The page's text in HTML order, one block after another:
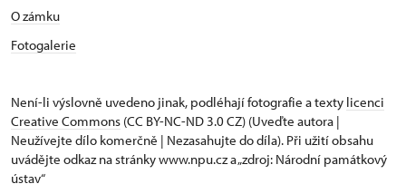
O zámku
Fotogalerie
Není-li výslovně uvedeno jinak, podléhají fotografie a texty licenci
Creative Commons (CC BY-NC-ND 3.0 CZ) (Uveďte autora |
Neužívejte dílo komerčně | Nezasahujte do díla). Při užití obsahu
uvádějte odkaz na stránky www.npu.cz a „zdroj: Národní památkový
ústav“